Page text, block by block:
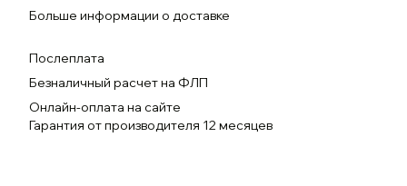
Больше информации о доставке
Послеплата
Безналичный расчет на ФЛП
Онлайн-оплата на сайте
Гарантия от производителя 12 месяцев